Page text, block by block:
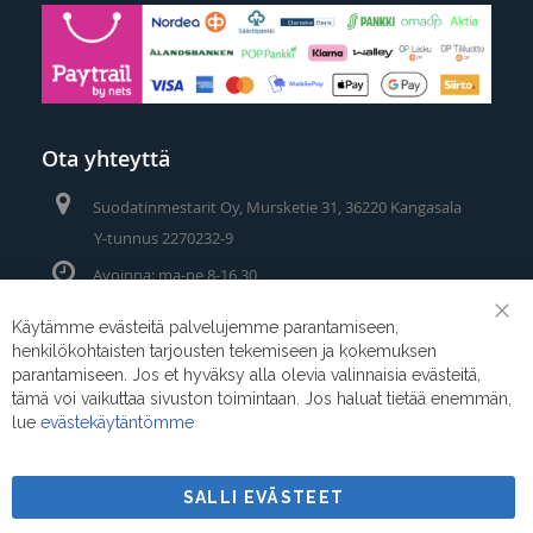
Ota yhteyttä
Suodatinmestarit Oy, Mursketie 31, 36220 Kangasala
Y-tunnus 2270232-9
Avoinna: ma-pe 8-16.30
Puhelin/Whatsapp:
Sähköposti:myynti@suodatinmestarit.fi
Käytämme evästeitä palvelujemme parantamiseen,
henkilökohtaisten tarjousten tekemiseen ja kokemuksen
parantamiseen. Jos et hyväksy alla olevia valinnaisia evästeitä,
tämä voi vaikuttaa sivuston toimintaan. Jos haluat tietää enemmän,
lue evästekäytäntömme
SALLI EVÄSTEET